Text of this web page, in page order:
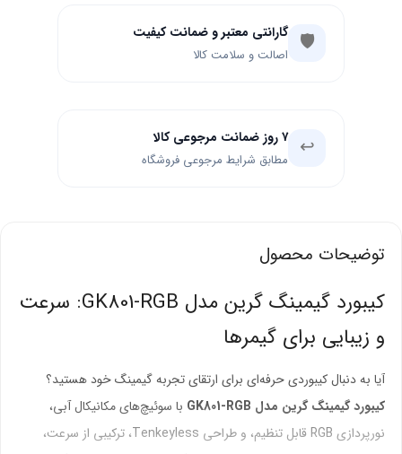
🛡️ گارانتی معتبر و ضمانت کیفیت
اصالت و سلامت کالا
↩️ ۷ روز ضمانت مرجوعی کالا
مطابق شرایط مرجوعی فروشگاه
توضیحات محصول
کیبورد گیمینگ گرین مدل GK801-RGB: سرعت
و زیبایی برای گیمرها
آیا به دنبال کیبوردی حرفه‌ای برای ارتقای تجربه گیمینگ خود هستید؟
کیبورد گیمینگ گرین مدل GK801-RGB
با سوئیچ‌های مکانیکال آبی،
نورپردازی RGB قابل تنظیم، و طراحی Tenkeyless، ترکیبی از سرعت،